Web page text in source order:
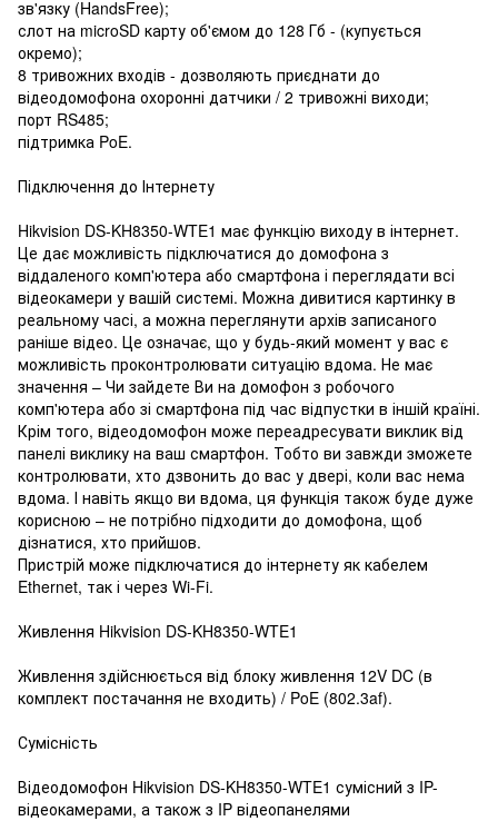
зв'язку (HandsFree);
слот на microSD карту об'ємом до 128 Гб - (купується
окремо);
8 тривожних входів - дозволяють приєднати до
відеодомофона охоронні датчики / 2 тривожні виходи;
порт RS485;
підтримка PoE.
Підключення до Інтернету
Hikvision DS-KH8350-WTE1 має функцію виходу в інтернет.
Це дає можливість підключатися до домофона з
віддаленого комп'ютера або смартфона і переглядати всі
відеокамери у вашій системі. Можна дивитися картинку в
реальному часі, а можна переглянути архів записаного
раніше відео. Це означає, що у будь-який момент у вас є
можливість проконтролювати ситуацію вдома. Не має
значення – Чи зайдете Ви на домофон з робочого
комп'ютера або зі смартфона під час відпустки в іншій країні.
Крім того, відеодомофон може переадресувати виклик від
панелі виклику на ваш смартфон. Тобто ви завжди зможете
контролювати, хто дзвонить до вас у двері, коли вас нема
вдома. І навіть якщо ви вдома, ця функція також буде дуже
корисною – не потрібно підходити до домофона, щоб
дізнатися, хто прийшов.
Пристрій може підключатися до інтернету як кабелем
Ethernet, так і через Wi-Fi.
Живлення Hikvision DS-KH8350-WTE1
Живлення здійснюється від блоку живлення 12V DC (в
комплект постачання не входить) / PoE (802.3af).
Сумісність
Відеодомофон Hikvision DS-KH8350-WTE1 сумісний з IP-
відеокамерами, а також з IP відеопанелями